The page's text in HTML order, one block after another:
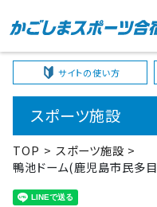
サイトの使い方
スポーツ施設
TOP
スポーツ施設
鴨池ドーム(鹿児島市民多